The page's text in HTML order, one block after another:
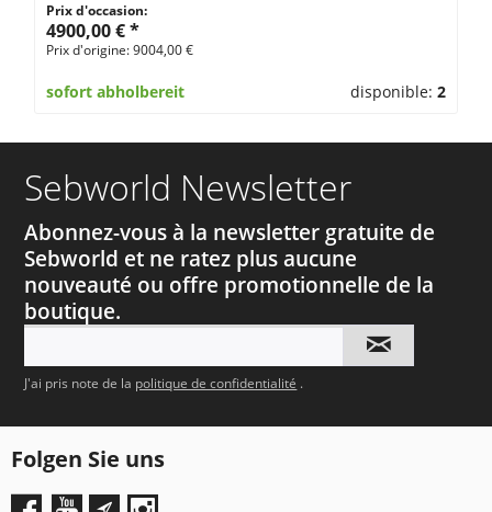
Prix d'occasion:
4900,00 € *
Prix d'origine: 9004,00 €
sofort abholbereit disponible: 2
Sebworld Newsletter
Abonnez-vous à la newsletter gratuite de
Sebworld et ne ratez plus aucune
nouveauté ou offre promotionnelle de la
boutique.
J'ai pris note de la politique de confidentialité .
Folgen Sie uns